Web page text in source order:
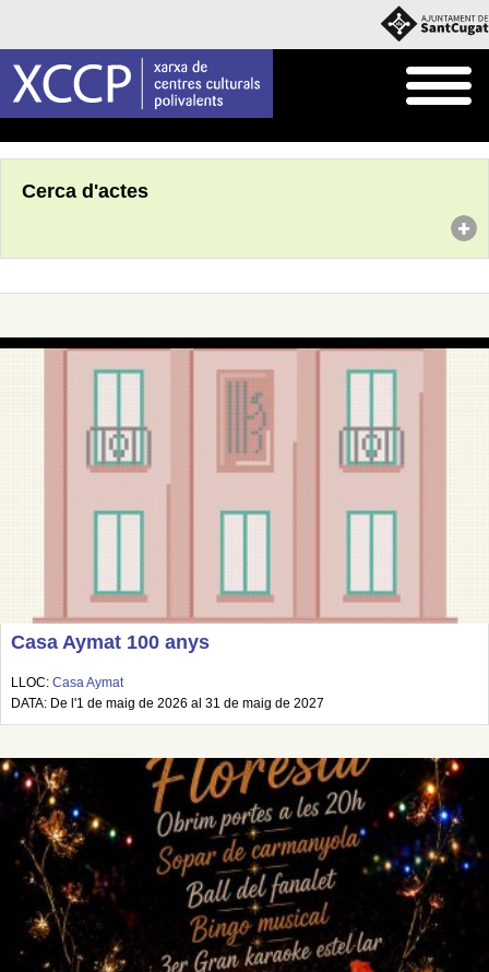
Cerca d'actes
Casa Aymat 100 anys
LLOC: Casa Aymat
DATA: De l'1 de maig de 2026 al 31 de maig de 2027